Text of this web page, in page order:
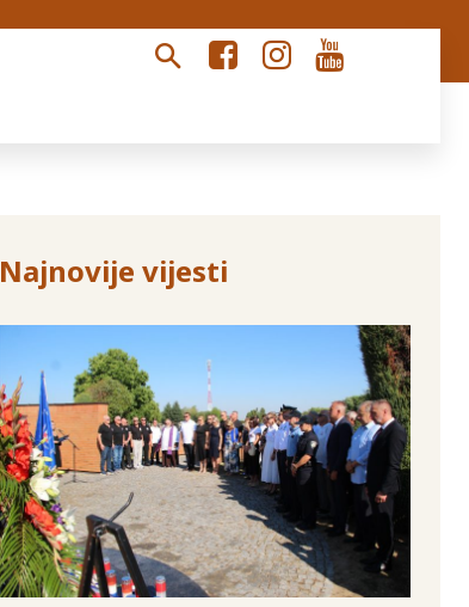
Najnovije vijesti